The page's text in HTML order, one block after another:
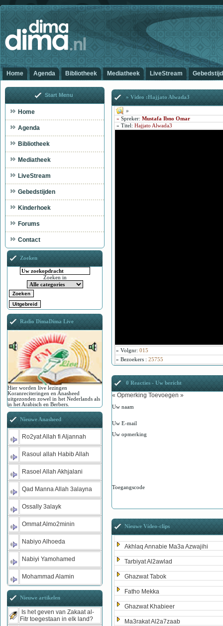
Home Agenda Bibliotheek Mediatheek LiveStream
» Video :Hajjato Alwada3
»
» Spreker: Mustafa Ibno Omar
» Titel : Hajjato Alwada3
» Volgnr: 015
» Bezoekers : 25755
0 Reacties - Uw bericht
« Opmerking Toevoegen »
Uw naam
Uw E-mail
Uw opmerking
Toegangscode
Nieuwe Video-clips
Akhlaq Annabie Ma3a Azwajihi
Tarbiyat Al2awlad
Ghazwat Tabok
Fatho Mekka
Ghazwat Khabieer
Ma3rakat Al2a7zaab
Start Menu
Home
Agenda
Bibliotheek
Mediatheek
LiveStream
Gebedstijden
Kinderhoek
Forums
Contact
Zoeken
Zoeken in
Radio DimaDima Live
Hier worden live lezingen
Koranreciteringen en Anasheed
uitgezonden zowel in het Nederlands als
in het Arabisch en Berbers.
Nieuwe Anasheed
Ro2yat Allah fi Aljannah
Rasoul allah Habib Allah
Rasoel Allah Akhjalani
Qad Manna Allah 3alayna
Ossally 3alayk
Ommat Almo2minin
Nabiyo Alhoeda
Nabiyi Yamohamed
Mohammad Alamin
Nieuwe artikelen
Is het geven van Zakaat al-
Fitr toegestaan in elk land?